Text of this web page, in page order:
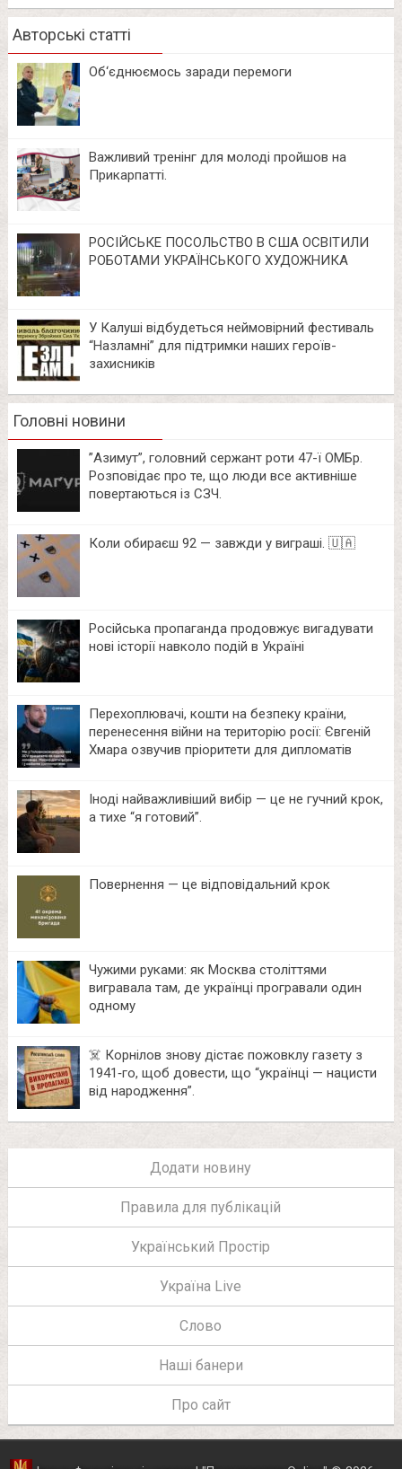
Авторські статті
Об‘єднюємось заради перемоги
Важливий тренінг для молоді пройшов на
Прикарпатті.
РОСІЙСЬКЕ ПОСОЛЬСТВО В США ОСВІТИЛИ
РОБОТАМИ УКРАЇНСЬКОГО ХУДОЖНИКА
У Калуші відбудеться неймовірний фестиваль
“Назламні” для підтримки наших героїв-
захисників
Головні новини
⁨”Азимут”, головний сержант роти 47-ї ОМБр.
Розповідає про те, що люди все активніше
повертаються із СЗЧ.
Коли обираєш 92 — завжди у виграші. 🇺🇦
Російська пропаганда продовжує вигадувати
нові історії навколо подій в Україні
Перехоплювачі, кошти на безпеку країни,
перенесення війни на територію росії: Євгеній
Хмара озвучив пріоритети для дипломатів
Іноді найважливіший вибір — це не гучний крок,
а тихе “я готовий”.
Повернення — це відповідальний крок
Чужими руками: як Москва століттями
вигравала там, де українці програвали один
одному
☠️ Корнілов знову дістає пожовклу газету з
1941‑го, щоб довести, що “українці — нацисти
від народження”.
Додати новину
Правила для публікацій
Український Простір
Україна Live
Слово
Наші банери
Про сайт